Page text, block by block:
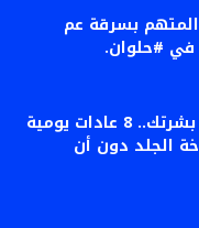
بسرقة عم
في #حلوان.
حافظي على شباب بشرتك.. 8 عادات يومية
الجلد دون أن